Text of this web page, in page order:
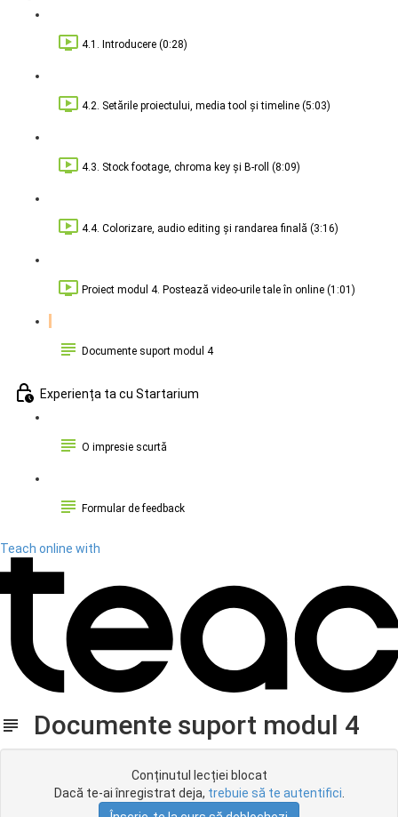
4.1. Introducere (0:28)
4.2. Setările proiectului, media tool și timeline (5:03)
4.3. Stock footage, chroma key și B-roll (8:09)
4.4. Colorizare, audio editing și randarea finală (3:16)
Proiect modul 4. Postează video-urile tale în online (1:01)
Documente suport modul 4
Experiența ta cu Startarium
O impresie scurtă
Formular de feedback
Teach online with
Documente suport modul 4
Conținutul lecției blocat
Dacă te-ai înregistrat deja, trebuie să te autentifici